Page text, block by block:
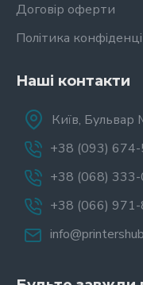
Договір оферти
Політика
Наші контакти
Київ, Бульвар
+38 (093)
+38 (068)
+38 (066)